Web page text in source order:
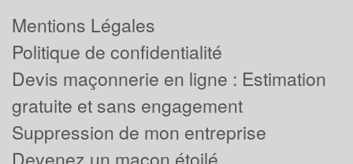
Mentions Légales
Politique de confidentialité
Devis maçonnerie en ligne : Estimation
gratuite et sans engagement
Suppression de mon entreprise
Devenez un maçon étoilé